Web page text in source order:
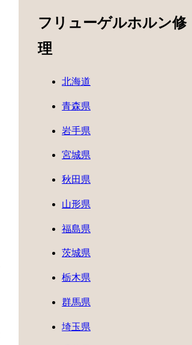
フリューゲルホルン修
理
北海道
青森県
岩手県
宮城県
秋田県
山形県
福島県
茨城県
栃木県
群馬県
埼玉県